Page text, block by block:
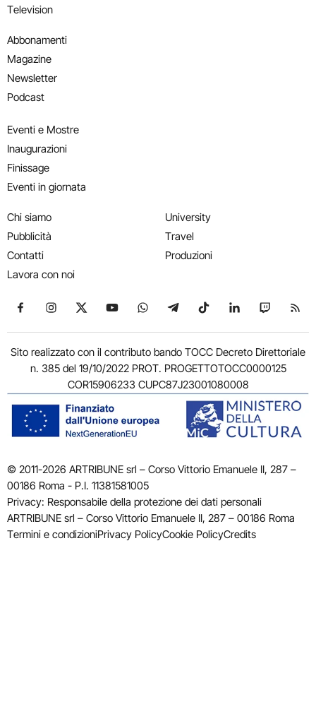
Television
Abbonamenti
Magazine
Newsletter
Podcast
Eventi e Mostre
Inaugurazioni
Finissage
Eventi in giornata
Chi siamo
Pubblicità
Contatti
Lavora con noi
University
Travel
Produzioni
Seguici su Facebook
Seguici su Instagram
Seguici su X
Seguici su YouTube
Seguici su WhatsApp
Seguici su Telegram
Seguici su TikTok
Seguici su
Seguici
Sito realizzato con il contributo bando TOCC Decreto Direttoriale
n. 385 del 19/10/2022 PROT. PROGETTOTOCC0000125
COR15906233 CUPC87J23001080008
© 2011-2026 ARTRIBUNE srl – Corso Vittorio Emanuele II, 287 –
00186 Roma - P.I. 11381581005
Privacy: Responsabile della protezione dei dati personali
ARTRIBUNE srl – Corso Vittorio Emanuele II, 287 – 00186 Roma
Termini e condizioniPrivacy PolicyCookie PolicyCredits